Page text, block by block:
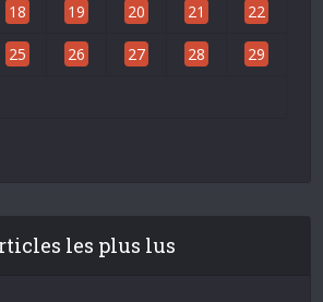
18 19 20 21 22
25 26 27 28 29
les plus lus